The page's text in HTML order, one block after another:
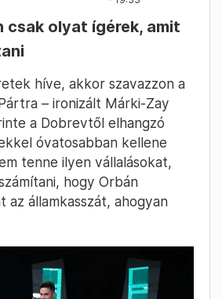
csak olyat ígérek, amit
híve, akkor szavazzon a
– ironizált Márki-Zay
a Dobrevtől elhangzó
óvatosabban kellene
tenne ilyen vállalásokat,
hogy Orbán
az államkasszát, ahogyan